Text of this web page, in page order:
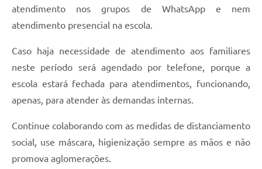
Ouvidoria Municipal
Audiências Públicas
Arquivos para Download
Carta de Serviços
Galeria de Vídeos
Projetos
atendimento nos grupos de WhatsApp e nem
atendimento presencial na escola.
Caso haja necessidade de atendimento aos familiares
neste período será agendado por telefone, porque a
escola estará fechada para atendimentos, funcionando,
apenas, para atender às demandas internas.
Continue colaborando com as medidas de distanciamento
social, use máscara, higienização sempre as mãos e não
promova aglomerações.